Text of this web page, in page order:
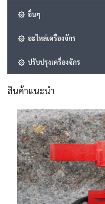
อื่นๆ
อะไหล่เครื่องจักร
ปรับปรุงเครื่องจักร
สินค้าแนะนำ